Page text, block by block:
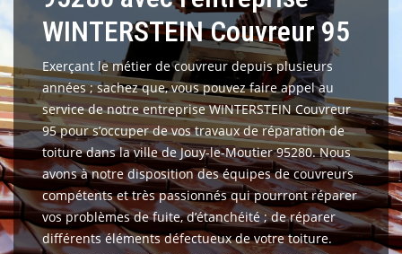
WINTERSTEIN Couvreur 95
Exerçant le métier de couvreur depuis plusieurs
années ; sachez que, vous pouvez faire appel au
service de notre entreprise WINTERSTEIN Couvreur
95 pour s’occuper de vos travaux de réparation de
toiture dans la ville de Jouy-le-Moutier 95280. Nous
avons à notre disposition des équipes de couvreurs
compétents et très passionnés qui pourront réparer
vos problèmes de fuite, d’étanchéité ; de réparer
différents éléments défectueux de votre toiture.